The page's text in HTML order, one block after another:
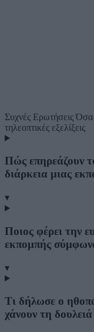
Συχνές ΕρωτήσειςΌσα
τηλεοπτικές εξελίξεις
Πώς επηρεάζουν
διάρκεια μιας
▾
Ποιος φέρει την
εκπομπής
▾
Τι δήλωσε ο
χάνουν τη